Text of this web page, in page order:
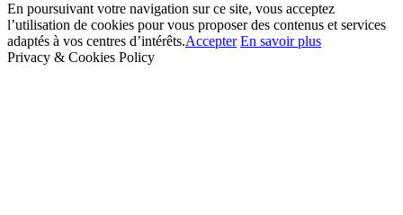
En poursuivant votre navigation sur ce site, vous acceptez
l’utilisation de cookies pour vous proposer des contenus et services
adaptés à vos centres d’intérêts.Accepter En savoir plus
Privacy & Cookies Policy